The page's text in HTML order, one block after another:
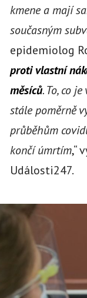
kmene a mají
současným
epidemiolog
proti vlastní
měsíců. To, co
stále poměrně
průběhům
končí úmrtím,“
Události247.